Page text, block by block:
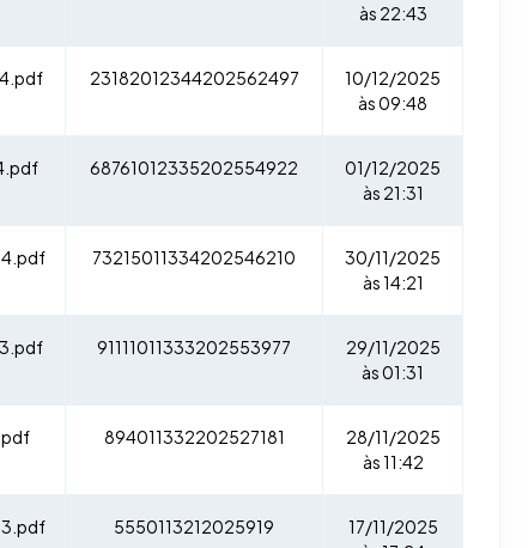
às 22:43
23182012344202562497
10/12/2025
às 09:48
68761012335202554922
01/12/2025
às 21:31
73215011334202546210
30/11/2025
às 14:21
91111011333202553977
29/11/2025
às 01:31
894011332202527181
28/11/2025
às 11:42
5550113212025919
17/11/2025